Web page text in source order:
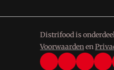
Distrifood is
Voorwaardenen